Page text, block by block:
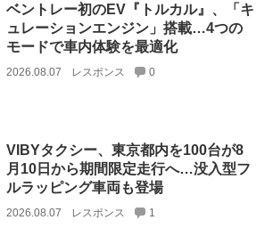
ベントレー初のEV『トルカル』、「キ
ュレーションエンジン」搭載…4つの
モードで車内体験を最適化
2026.08.07 レスポンス 0
VIBYタクシー、東京都内を100台が8
月10日から期間限定走行へ…没入型フ
ルラッピング車両も登場
2026.08.07 レスポンス 1